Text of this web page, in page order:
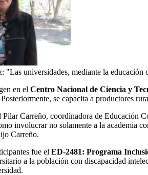
"Las universidades, mediante la
en el Centro Nacional de Ciencia y
Posteriormente, se capacita a productores
Carreño, coordinadora de Educación
involucrar no solamente a la academia
Carreño.
fue el ED-2481: Programa
a la población con discapacidad